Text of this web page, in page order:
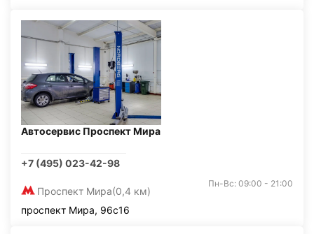
Автосервис Проспект Мира
+7 (495) 023-42-98
Проспект Мира(0,4 км)
Пн-Вс: 09:00 - 21:00
проспект Мира, 96с16